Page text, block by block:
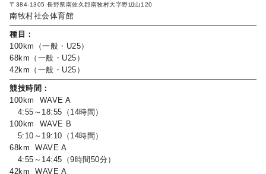
〒384-1305 長野県南佐久郡南牧村大字野辺山120
南牧村社会体育館
種目：
100km（一般・U25）
68km（一般・U25）
42km（一般・U25）
競技時間：
100km WAVE A
4:55～18:55（14時間）
100km WAVE B
5:10～19:10（14時間）
68km WAVE A
4:55～14:45（9時間50分）
42km WAVE A